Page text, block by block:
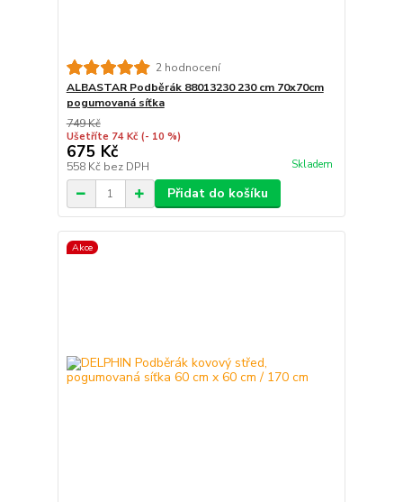
2 hodnocení
ALBASTAR Podběrák 88013230 230 cm 70x70cm
pogumovaná síťka
749 Kč
Ušetříte 74 Kč (- 10 %)
675 Kč
558 Kč bez DPH Skladem
Přidat do košíku
Akce